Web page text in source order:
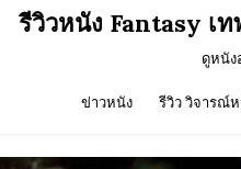
รีวิวหนัง Fantasy เ
ดูหนัง
ข่าวหนัง รีวิว วิจารณ์ห